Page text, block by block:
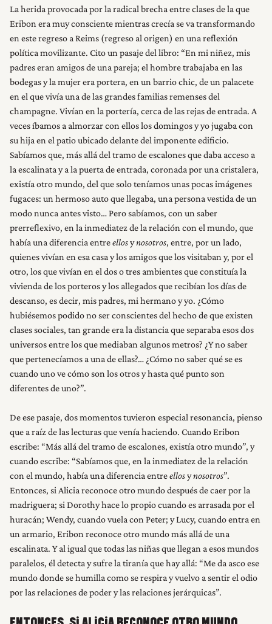
La herida provocada por la radical brecha entre clases de la que
Eribon era muy consciente mientras crecía se va transformando
en este regreso a Reims (regreso al origen) en una reflexión
política movilizante. Cito un pasaje del libro: “En mi niñez, mis
padres eran amigos de una pareja; el hombre trabajaba en las
bodegas y la mujer era portera, en un barrio chic, de un palacete
en el que vivía una de las grandes familias remenses del
champagne. Vivían en la portería, cerca de las rejas de entrada. A
veces íbamos a almorzar con ellos los domingos y yo jugaba con
su hija en el patio ubicado delante del imponente edificio.
Sabíamos que, más allá del tramo de escalones que daba acceso a
la escalinata y a la puerta de entrada, coronada por una cristalera,
existía otro mundo, del que solo teníamos unas pocas imágenes
fugaces: un hermoso auto que llegaba, una persona vestida de un
modo nunca antes visto… Pero sabíamos, con un saber
prerreflexivo, en la inmediatez de la relación con el mundo, que
había una diferencia entreellosynosotros, entre, por un lado,
quienes vivían en esa casa y los amigos que los visitaban y, por el
otro, los que vivían en el dos o tres ambientes que constituía la
vivienda de los porteros y los allegados que recibían los días de
descanso, es decir, mis padres, mi hermano y yo. ¿Cómo
hubiésemos podido no ser conscientes del hecho de que existen
clases sociales, tan grande era la distancia que separaba esos dos
universos entre los que mediaban algunos metros? ¿Y no saber
que pertenecíamos a una de ellas?… ¿Cómo no saber qué se es
cuando uno ve cómo son los otros y hasta qué punto son
diferentes de uno?”.
De ese pasaje, dos momentos tuvieron especial resonancia, pienso
que a raíz de las lecturas que venía haciendo. Cuando Eribon
escribe: “Más allá del tramo de escalones, existía otro mundo”, y
cuando escribe: “Sabíamos que, en la inmediatez de la relación
con el mundo, había una diferencia entreellosynosotros”.
Entonces, si Alicia reconoce otro mundo después de caer por la
madriguera; si Dorothy hace lo propio cuando es arrasada por el
huracán; Wendy, cuando vuela con Peter; y Lucy, cuando entra en
un armario, Eribon reconoce otro mundo más allá de una
escalinata. Y al igual que todas las niñas que llegan a esos mundos
paralelos, él detecta y sufre la tiranía que hay allá: “Me da asco ese
mundo donde se humilla como se respira y vuelvo a sentir el odio
por las relaciones de poder y las relaciones jerárquicas”.